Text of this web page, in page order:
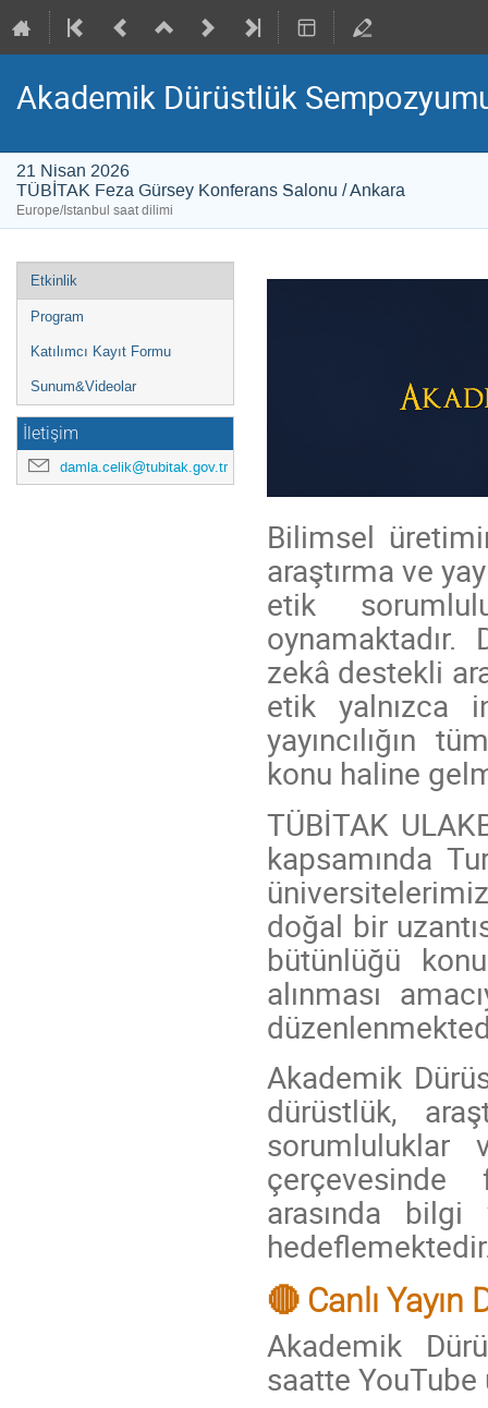
Akademik Dürüstlük
21 Nisan 2026
TÜBİTAK Feza Gürsey Konferans Salonu / Ankara
Europe/Istanbul saat dilimi
Event
menu
Etkinlik
Program
Katılımcı Kayıt Formu
Sunum&Videolar
İletişim
damla.celik@tubitak.gov.tr
Bilimsel
araştırma ve
etik
zekâ destekli
etik yalnızca
yayıncılığın
konu haline
TÜBİTAK
kapsamında
doğal bir
bütünlüğü
alınması
Akademik
dürüstlük,
sorumluluklar
çerçevesinde
arasında bilgi
🔴 Canlı Yayın
Akademik
saatte YouTube